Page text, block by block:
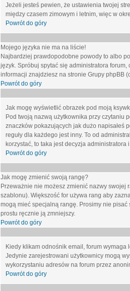
Jeżeli jesteś pewien, że ustawienia twojej
między czasem zimowym i letnim, więc w
Powrót do góry
Mojego języka nie ma na liście!
Najbardziej prawdopodobne powody to albo
język. Spróbuj spytać się administratora
informacji znajdziesz na stronie Grupy phpBB
Powrót do góry
Jak mogę wyświetlić obrazek pod moją
Pod twoją nazwą użytkownika przy czytaniu
znaczków pokazujących jak dużo napisałeś
reguły dla każdego jest inny. To od
korzystać, to taka jest decyzja
Powrót do góry
Jak mogę zmienić swoją rangę?
Przeważnie nie możesz zmienić nazwy
szablonu). Większość for używa rang aby
mogą mieć specjalną rangę. Prosimy nie
prostu ręcznie ją zmniejszy.
Powrót do góry
Kiedy klikam odnośnik email, forum wymaga
Jedynie zarejestrowani użytkownicy mogą
wykorzystaniu adresów na forum przez
Powrót do góry